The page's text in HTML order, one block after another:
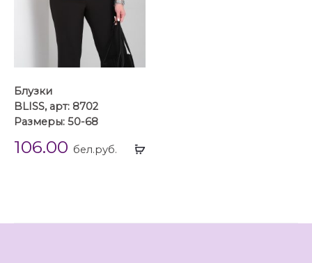
Выбрать
Блузки
BLISS, арт: 8702
Размеры: 50-68
106.00 бел.руб.